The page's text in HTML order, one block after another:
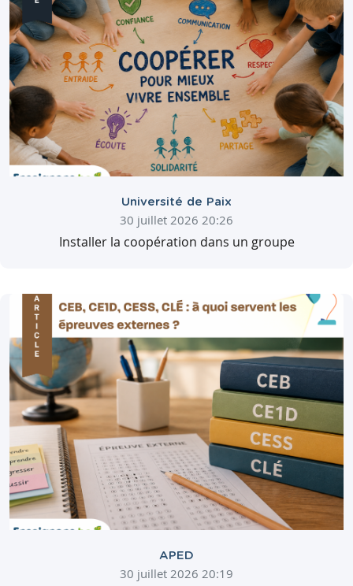
Université de Paix
30 juillet 2026 20:26
Installer la coopération dans un groupe
APED
30 juillet 2026 20:19